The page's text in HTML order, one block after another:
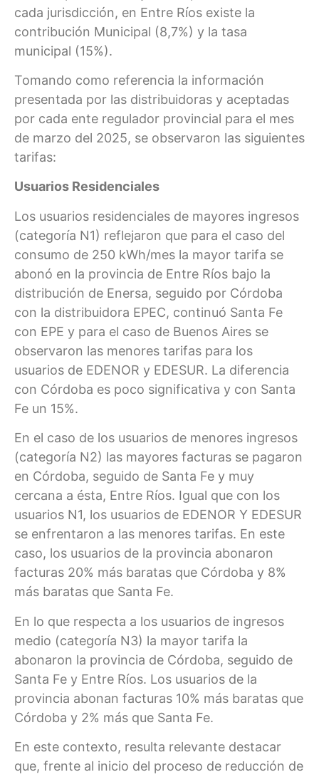
cada jurisdicción, en Entre Ríos existe la
contribución Municipal (8,7%) y la tasa
municipal (15%).
Tomando como referencia la información
presentada por las distribuidoras y aceptadas
por cada ente regulador provincial para el mes
de marzo del 2025, se observaron las siguientes
tarifas:
Usuarios Residenciales
Los usuarios residenciales de mayores ingresos
(categoría N1) reflejaron que para el caso del
consumo de 250 kWh/mes la mayor tarifa se
abonó en la provincia de Entre Ríos bajo la
distribución de Enersa, seguido por Córdoba
con la distribuidora EPEC, continuó Santa Fe
con EPE y para el caso de Buenos Aires se
observaron las menores tarifas para los
usuarios de EDENOR y EDESUR. La diferencia
con Córdoba es poco significativa y con Santa
Fe un 15%.
En el caso de los usuarios de menores ingresos
(categoría N2) las mayores facturas se pagaron
en Córdoba, seguido de Santa Fe y muy
cercana a ésta, Entre Ríos. Igual que con los
usuarios N1, los usuarios de EDENOR Y EDESUR
se enfrentaron a las menores tarifas. En este
caso, los usuarios de la provincia abonaron
facturas 20% más baratas que Córdoba y 8%
más baratas que Santa Fe.
En lo que respecta a los usuarios de ingresos
medio (categoría N3) la mayor tarifa la
abonaron la provincia de Córdoba, seguido de
Santa Fe y Entre Ríos. Los usuarios de la
provincia abonan facturas 10% más baratas que
Córdoba y 2% más que Santa Fe.
En este contexto, resulta relevante destacar
que, frente al inicio del proceso de reducción de